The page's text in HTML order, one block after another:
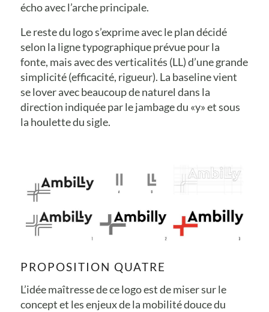
écho avec l’arche principale.
Le reste du logo s’exprime avec le plan décidé
selon la ligne typographique prévue pour la
fonte, mais avec des verticalités (LL) d’une grande
simplicité (efficacité, rigueur). La baseline vient
se lover avec beaucoup de naturel dans la
direction indiquée par le jambage du «y» et sous
la houlette du sigle.
PROPOSITION QUATRE
L’idée maîtresse de ce logo est de miser sur le
concept et les enjeux de la mobilité douce du